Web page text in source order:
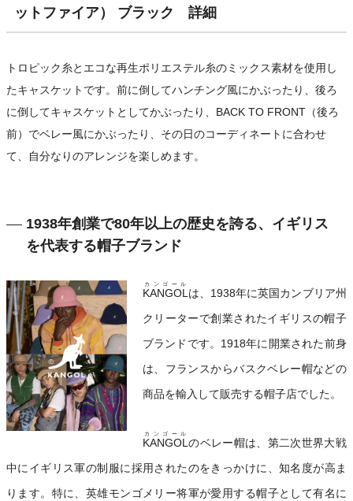
ットファイア） ブラック 詳細
トロピック糸とエコな再生ポリエステル糸のミックス素材を使用し
たキャスケットです。前に倒してハンチング風にかぶったり、後ろ
に倒してキャスケットとしてかぶったり、BACK TO FRONT（後ろ
前）でベレー風にかぶったり、その日のコーディネートに合わせ
て、自分なりのアレンジを楽しめます。
1938年創業で80年以上の歴史を誇る、イギリス
を代表する帽子ブランド
KANGOL
カンゴール
は、1938年に英国カンブリア州
クリーターで創業されたイギリスの帽子
ブランドです。1918年に開業された前身
は、フランスからバスクベレー帽などの
商品を輸入して販売する帽子店でした。
KANGOL
カンゴール
のベレー帽は、第二次世界大戦
中にイギリス軍の制服に採用されたのをきっかけに、知名度が高ま
ります。特に、英雄モンゴメリー将軍が愛用する帽子として有名に